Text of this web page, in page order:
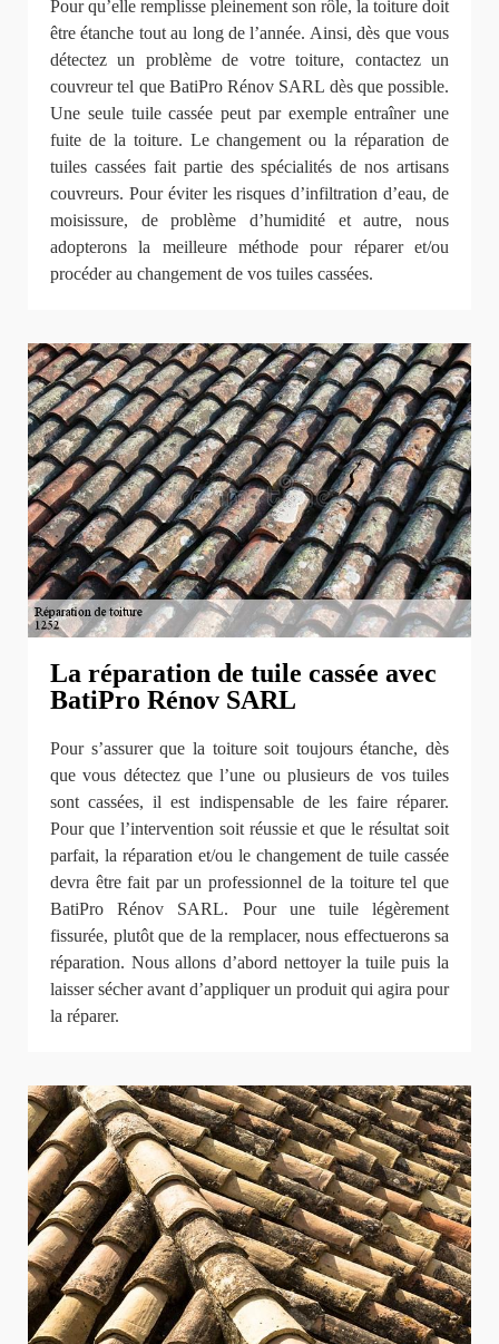
Pour qu’elle remplisse pleinement son rôle, la toiture doit
être étanche tout au long de l’année. Ainsi, dès que vous
détectez un problème de votre toiture, contactez un
couvreur tel que BatiPro Rénov SARL dès que possible.
Une seule tuile cassée peut par exemple entraîner une
fuite de la toiture. Le changement ou la réparation de
tuiles cassées fait partie des spécialités de nos artisans
couvreurs. Pour éviter les risques d’infiltration d’eau, de
moisissure, de problème d’humidité et autre, nous
adopterons la meilleure méthode pour réparer et/ou
procéder au changement de vos tuiles cassées.
La réparation de tuile cassée avec
BatiPro Rénov SARL
Pour s’assurer que la toiture soit toujours étanche, dès
que vous détectez que l’une ou plusieurs de vos tuiles
sont cassées, il est indispensable de les faire réparer.
Pour que l’intervention soit réussie et que le résultat soit
parfait, la réparation et/ou le changement de tuile cassée
devra être fait par un professionnel de la toiture tel que
BatiPro Rénov SARL. Pour une tuile légèrement
fissurée, plutôt que de la remplacer, nous effectuerons sa
réparation. Nous allons d’abord nettoyer la tuile puis la
laisser sécher avant d’appliquer un produit qui agira pour
la réparer.